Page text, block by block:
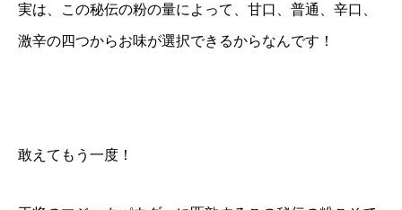
実は、この秘伝の粉の量によって、甘口、普通、辛口、
激辛の四つからお味が選択できるからなんです！
敢えてもう一度！